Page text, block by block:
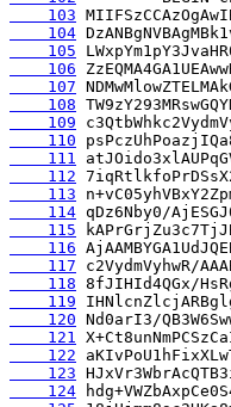
    103
    104
    105
    106
    107
    108
    109
    110
    111
    112
    113
    114
    115
    116
    117
    118
    119
    120
    121
    122
    123
    124